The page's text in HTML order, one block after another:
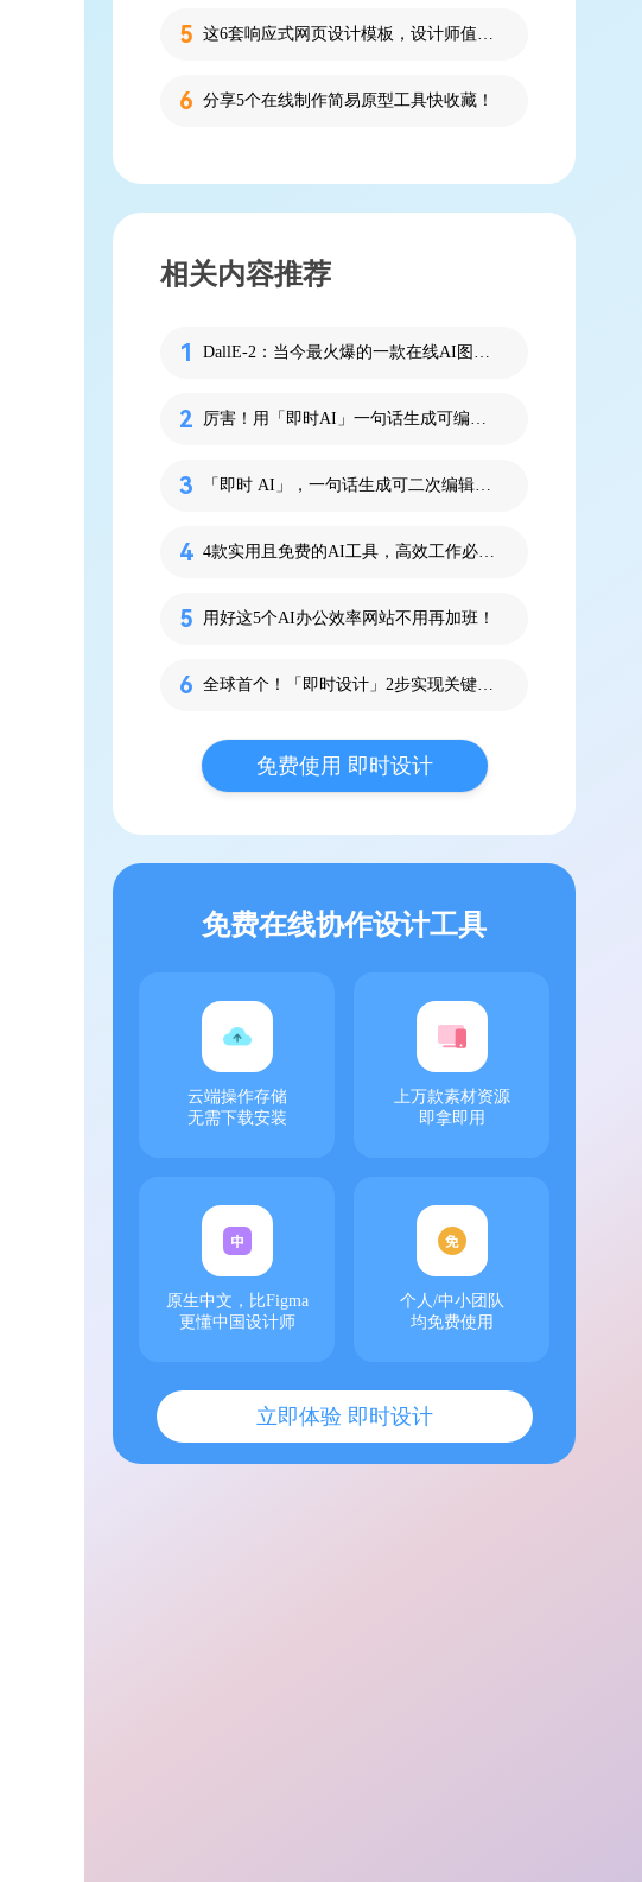
这6套响应式网页设计模板，设计师值得收藏！
分享5个在线制作简易原型工具快收藏！
相关内容推荐
DallE-2：当今最火爆的一款在线AI图像生成器！
厉害！用「即时AI」一句话生成可编辑UI设计！
「即时 AI」，一句话生成可二次编辑的UI设计稿
4款实用且免费的AI工具，高效工作必备！
用好这5个AI办公效率网站不用再加班！
全球首个！「即时设计」2步实现关键词生成原型稿！
免费使用 即时设计
免费在线协作设计工具
云端操作存储
无需下载安装
上万款素材资源
即拿即用
原生中文，比Figma
更懂中国设计师
个人/中小团队
均免费使用
立即体验 即时设计